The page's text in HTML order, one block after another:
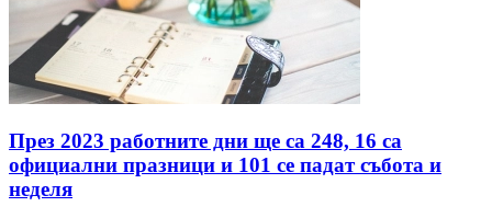
През 2023 работните дни ще са 248, 16 са
официални празници и 101 се падат събота и
неделя